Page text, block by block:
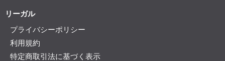
リーガル
プライバシーポリシー
利用規約
特定商取引法に基づく表示